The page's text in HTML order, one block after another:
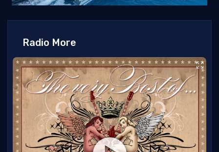
Radio More